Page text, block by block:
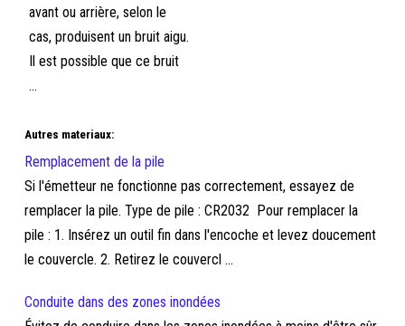
avant ou arrière, selon le
cas, produisent un bruit aigu.
Il est possible que ce bruit
...
Autres materiaux:
Remplacement de la pile
Si l'émetteur ne fonctionne pas correctement, essayez de
remplacer la pile. Type de pile : CR2032 Pour remplacer la
pile : 1. Insérez un outil fin dans l'encoche et levez doucement
le couvercle. 2. Retirez le couvercl ...
Conduite dans des zones inondées